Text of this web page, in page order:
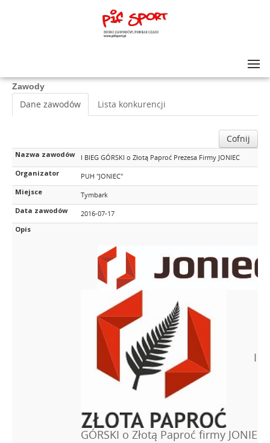
Zawody
Dane zawodów Lista konkurencji
Cofnij
Nazwa zawodów
I BIEG GÓRSKI o Złotą Paproć Prezesa Firmy JONIEC
Organizator
PUH "JONIEC"
Miejsce
Tymbark
Data zawodów
2016-07-17
Opis
I
GÓRSKI o Złotą Paproć firmy JONIEC